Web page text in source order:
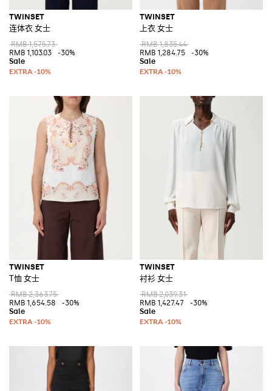
TWINSET
连体衣 女士
RMB 1,575.73
RMB 1,103.03
-30%
TWINSET
上衣 女士
RMB 1,835.44
RMB 1,284.75
-30%
TWINSET
T恤 女士
RMB 2,363.75
RMB 1,654.58
-30%
TWINSET
衬衫 女士
RMB 2,039.31
RMB 1,427.47
-30%